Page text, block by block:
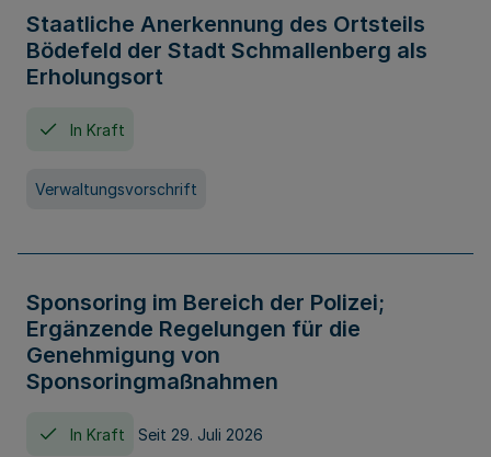
Staatliche Anerkennung des Ortsteils
Bödefeld der Stadt Schmallenberg als
Erholungsort
In Kraft
Verwaltungsvorschrift
Sponsoring im Bereich der Polizei;
Ergänzende Regelungen für die
Genehmigung von
Sponsoringmaßnahmen
In Kraft Seit 29. Juli 2026